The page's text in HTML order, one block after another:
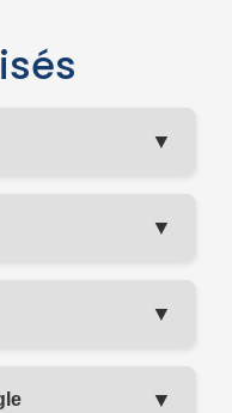
▼
▼
▼
▼